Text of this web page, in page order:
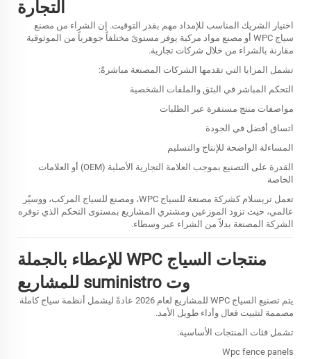
التجارة
اختيار الشريك المناسب للإمداد مهم بقدر التوقيت. إن الشراء من مصنع
سياج WPC أو مصنع مواد مركبة يوفر مستوىً مختلفاً جوهرياً من الموثوقية
مقارنة بالشراء من خلال شركات تجارية.
تشمل المزايا التي تقدمها الشركات المصنعة مباشرةً:
التحكم المباشر في البثق والملفات الشخصية
مواصفات منتج مستقرة عبر الطلبات
اتساق أفضل في الجودة
المساءلة الواضحة للإنتاج والتسليم
القدرة على التصنيع بموجب العلامة التجارية الأصلية (OEM) أو العلامات
الخاصة
تعمل تريسلام كشركة مصنعة للسياج WPC، ومصنع للسياج المركب، ووسيّر
عالمي، حيث تزود الموزعين ومشتري المشاريع بمستوى التحكم الذي توفره
الشركة المصنعة بدلاً من الشراء عبر وسطاء.
منتجات السياج WPC للإعطاء بالجملة
وت suministro للمشاريع
يتم تصنيع السياج WPC للمشاريع لعام 2026 عادةً ليشمل أنظمة سياج كاملة
مصممة لتثبيت فعال وأداء طويل الأمد.
تشمل فئات المنتجات الأساسية:
Wpc fence panels